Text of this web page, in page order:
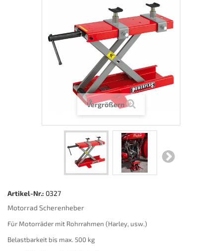
Vergrößern
Artikel-Nr.: 0327
Motorrad Scherenheber
Für Motorräder mit Rohrrahmen (Harley, usw.)
Belastbarkeit bis max. 500 kg